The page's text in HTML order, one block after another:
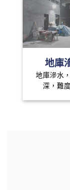
地庫
地庫滲水
深，難